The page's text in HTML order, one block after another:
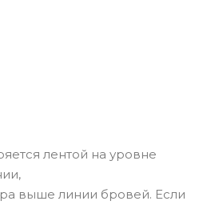
лентой на уровне
выше линии бровей. Если